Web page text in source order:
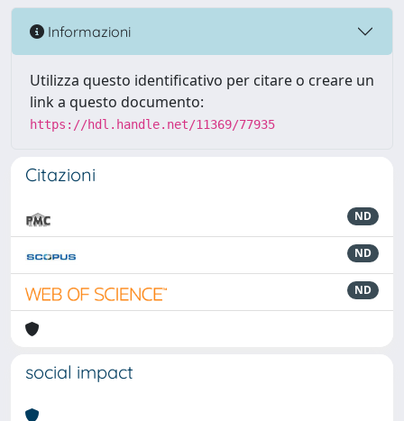
Informazioni
Utilizza questo identificativo per citare o creare un
link a questo documento:
https://hdl.handle.net/11369/77935
Citazioni
ND
ND
ND
social impact